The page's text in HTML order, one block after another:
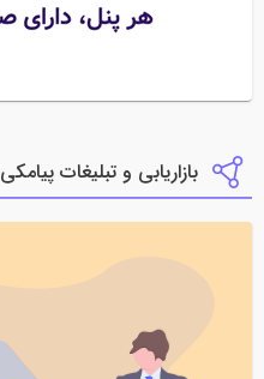
بازاریابی و تبلیغات پیامکی